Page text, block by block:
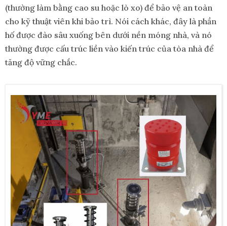
(thường làm bằng cao su hoặc lò xo) để bảo vệ an toàn
cho kỹ thuật viên khi bảo trì. Nói cách khác, đây là phần
hố được đào sâu xuống bên dưới nền móng nhà, và nó
thường được cấu trúc liền vào kiến trúc của tòa nhà để
tăng độ vững chắc.